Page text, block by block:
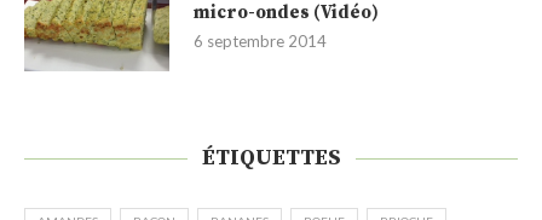
micro-ondes (Vidéo)
6 septembre 2014
ÉTIQUETTES